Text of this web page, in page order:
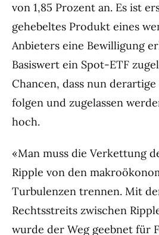
von 1,85 Prozent an. Es ist
gehebeltes Produkt eines
Anbieters eine Bewilligung
Basiswert ein Spot-ETF
Chancen, dass nun
folgen und zugelassen
hoch.
«Man muss die Verkettung
Ripple von den
Turbulenzen trennen. Mit
Rechtsstreits zwischen
wurde der Weg geebnet für